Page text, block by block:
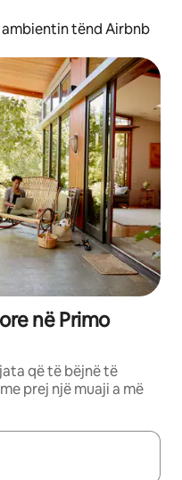
ambientin tënd Airbnb
në Primo
që të bëjnë të
prej një muaji a më
lëviz me butonat e